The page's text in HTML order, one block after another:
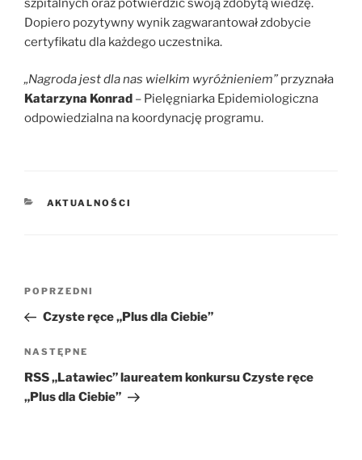
szpitalnych oraz potwierdzić swoją zdobytą wiedzę.
Dopiero pozytywny wynik zagwarantował zdobycie
certyfikatu dla każdego uczestnika.
„Nagroda jest dla nas wielkim wyróżnieniem” przyznała
Katarzyna Konrad – Pielęgniarka Epidemiologiczna
odpowiedzialna na koordynację programu.
KATEGORIE
AKTUALNOŚCI
wpisu
Poprzedni
wpis
POPRZEDNI
Czyste ręce „Plus dla Ciebie”
Następny
wpis
NASTĘPNE
RSS „Latawiec” laureatem konkursu Czyste ręce
„Plus dla Ciebie”